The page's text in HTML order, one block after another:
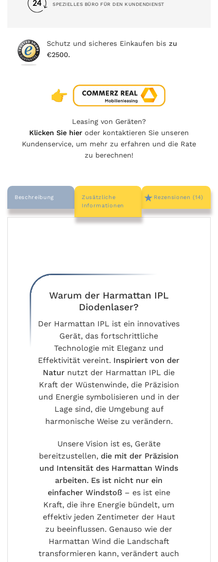
SPEZIELLES BÜRO FÜR DEN KUNDENDIENST
Schutz und sicheres Einkaufen bis zu
€2500.
Leasing von Geräten?
Klicken Sie hier oder kontaktieren Sie unseren
Kundenservice, um mehr zu erfahren und die Rate
zu berechnen!
Beschreibung
Zusätzliche
Informationen
Rezensionen (14)
Warum der Harmattan IPL
Diodenlaser?
Der Harmattan IPL ist ein innovatives
Gerät, das fortschrittliche
Technologie mit Eleganz und
Effektivität vereint. Inspiriert von der
Natur nutzt der Harmattan IPL die
Kraft der Wüstenwinde, die Präzision
und Energie symbolisieren und in der
Lage sind, die Umgebung auf
harmonische Weise zu verändern.
Unsere Vision ist es, Geräte
bereitzustellen, die mit der Präzision
und Intensität des Harmattan Winds
arbeiten. Es ist nicht nur ein
einfacher Windstoß– es ist eine
Kraft, die ihre Energie bündelt, um
effektiv jeden Zentimeter der Haut
zu beeinflussen. Genauso wie der
Harmattan Wind die Landschaft
transformieren kann, verändert auch